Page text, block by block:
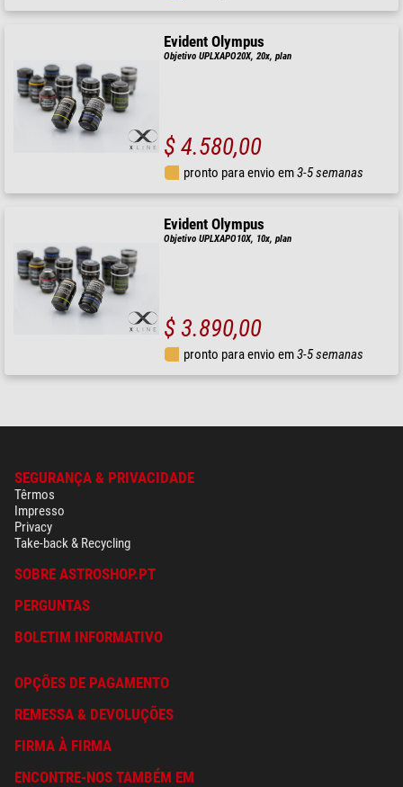
Evident Olympus
Objetivo UPLXAPO20X, 20x, plan
$ 4.580,00
pronto para envio em3-5 semanas
Evident Olympus
Objetivo UPLXAPO10X, 10x, plan
$ 3.890,00
pronto para envio em3-5 semanas
SEGURANÇA & PRIVACIDADE
Têrmos
Impresso
Privacy
Take-back & Recycling
SOBRE ASTROSHOP.PT
PERGUNTAS
BOLETIM INFORMATIVO
OPÇÕES DE PAGAMENTO
REMESSA & DEVOLUÇÕES
FIRMA À FIRMA
ENCONTRE-NOS TAMBÉM EM